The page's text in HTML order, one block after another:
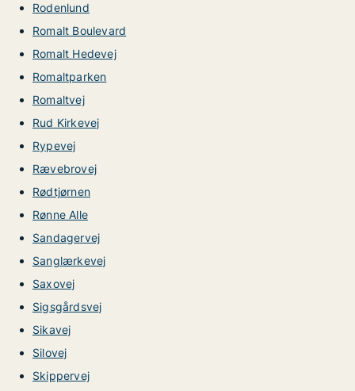
Rodenlund
Romalt Boulevard
Romalt Hedevej
Romaltparken
Romaltvej
Rud Kirkevej
Rypevej
Rævebrovej
Rødtjørnen
Rønne Alle
Sandagervej
Sanglærkevej
Saxovej
Sigsgårdsvej
Sikavej
Silovej
Skippervej